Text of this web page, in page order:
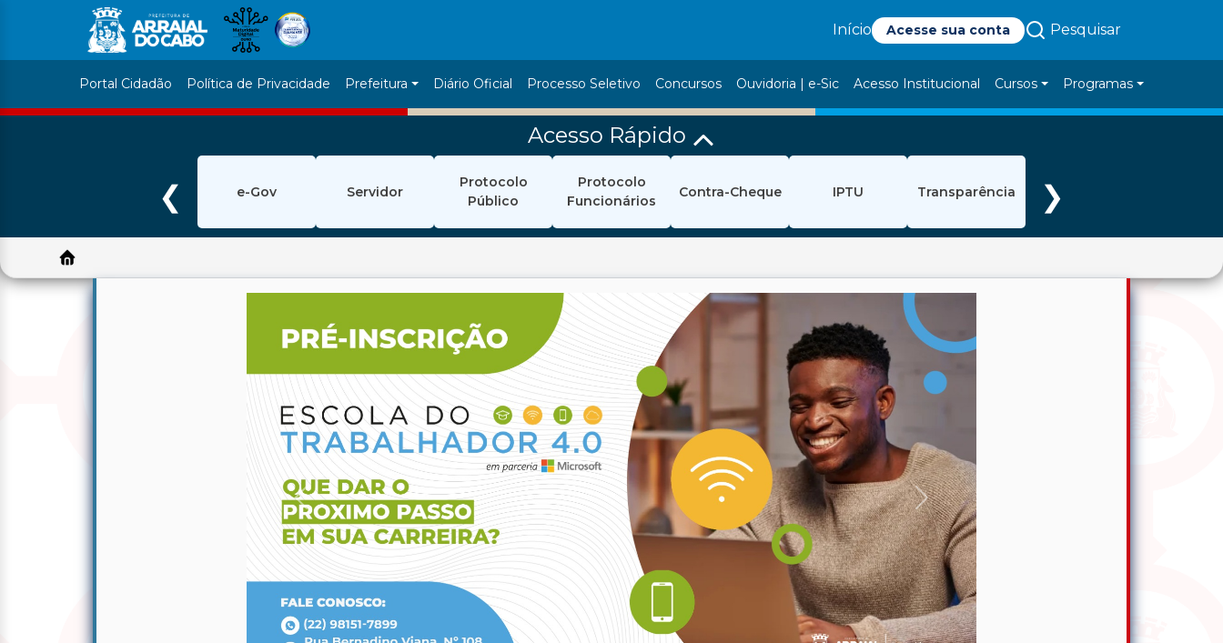
Início Acesse sua conta Pesquisar
Portal Cidadão Política de Privacidade Prefeitura Diário Oficial Processo Seletivo Concursos Ouvidoria | e-Sic Acesso Institucional Cursos Programas
Acesso Rápido
❮ e-Gov Servidor
Protocolo
Público
Protocolo
Funcionários
Contra-Cheque IPTU Transparência ❯
Anterior Próximo